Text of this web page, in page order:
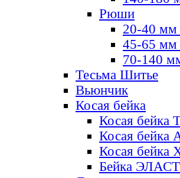
Рюши
20-40
45-65
70-140
Тесьма Шитье
Вьюнчик
Косая бейка
Косая бейка
Косая бейка
Косая бейка
Бейка